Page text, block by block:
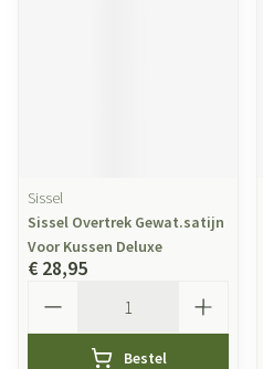
Sissel
Sissel Overtrek Gewat.satijn
Voor Kussen Deluxe
€ 28,95
Bestel